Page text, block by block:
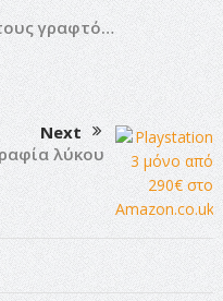
γραφτό…
Next
λύκου